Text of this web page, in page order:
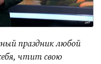
праздник любой
чтит свою